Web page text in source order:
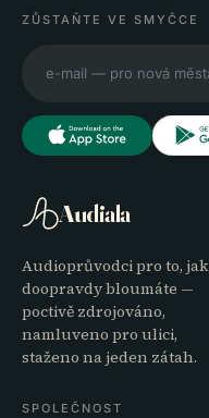
ZŮSTAŇTE VE SMYČCE
Audiala
Audioprůvodci pro to, jak
doopravdy bloumáte —
poctivě zdrojováno,
namluveno pro ulici,
staženo na jeden zátah.
SPOLEČNOST